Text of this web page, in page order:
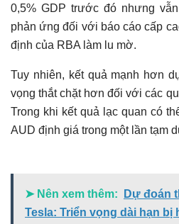
0,5% GDP trước đó nhưng
phản ứng đối với báo cáo cấp
định của RBA làm lu mờ.
Tuy nhiên, kết quả mạnh hơn
vọng thắt chặt hơn đối với các
Trong khi kết quả lạc quan có
AUD định giá trong một lần tạm
➤ Nên xem thêm:
Dự đoán
Tesla: Triển vọng dài hạn bị